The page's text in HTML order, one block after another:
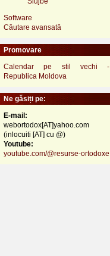
Software
Căutare avansată
Promovare
Calendar pe stil vechi -
Republica Moldova
Ne găsiți pe:
E-mail:
webortodox[AT]yahoo.com
(inlocuiti [AT] cu @)
Youtube:
youtube.com/@resurse-ortodoxe